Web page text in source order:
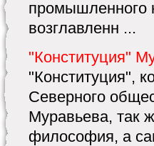
промышленного
возглавленн ...
"Конституция"
"Конституция",
Северного
Муравьева, так
философия, а